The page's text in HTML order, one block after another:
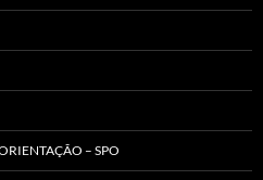
– SPO